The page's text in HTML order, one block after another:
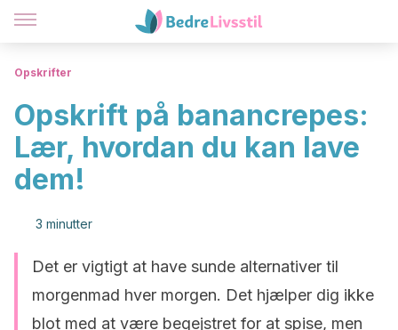
Opskrifter
Opskrift på banancrepes:
Lær, hvordan du kan lave
dem!
3 minutter
Det er vigtigt at have sunde alternativer til
morgenmad hver morgen. Det hjælper dig ikke
blot med at være begejstret for at spise, men